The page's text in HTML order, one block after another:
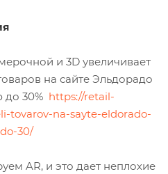
и 3D увеличивает
на сайте Эльдорадо
до 30% https://retail-
tovarov-na-sayte-eldorado-
30/
AR, и это дает неплохие